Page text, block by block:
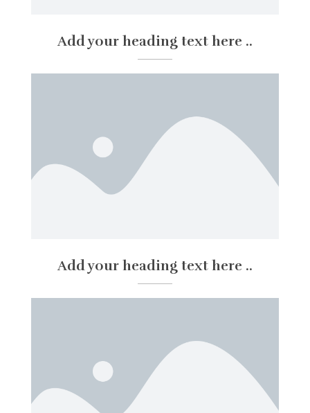
Add your heading text here ..
Add your heading text here ..